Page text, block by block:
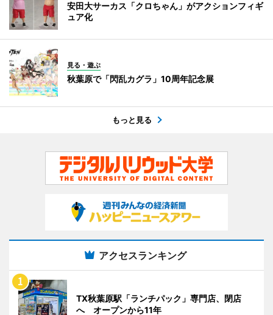
安田大サーカス「クロちゃん」がアクションフィギ
ュア化
見る・遊ぶ
秋葉原で「閃乱カグラ」10周年記念展
もっと見る
アクセスランキング
TX秋葉原駅「ランチパック」専門店、閉店
へ オープンから11年